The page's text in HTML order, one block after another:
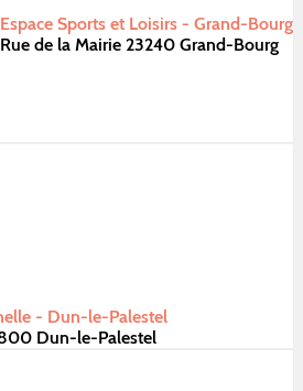
Espace Sports et Loisirs - Grand-Bourg
Rue de la Mairie 23240 Grand-Bourg
- Dun-le-Palestel
Dun-le-Palestel